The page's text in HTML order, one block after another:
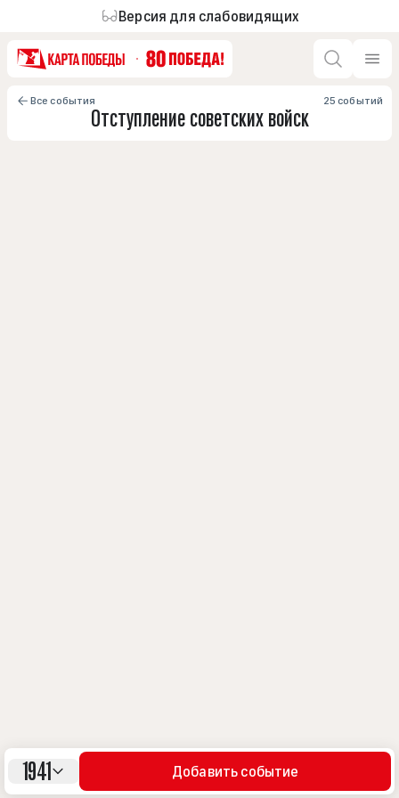
Версия для слабовидящих
1941 Добавить событие
Все события 25 событий
Отступление советских войск